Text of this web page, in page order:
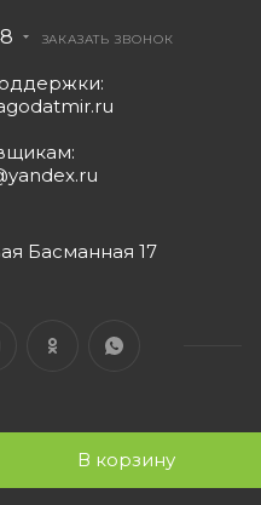
В корзину
ЗАКАЗАТЬ ЗВОНОК
Басманная 17
- интернет-магазин